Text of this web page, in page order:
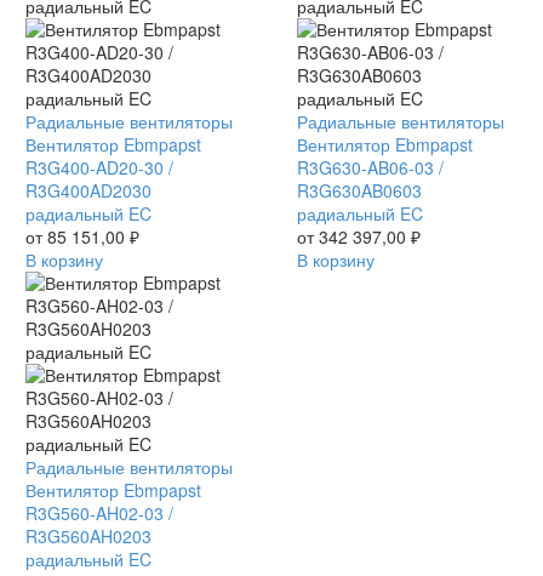
Вентилятор
Ebmpapst
R3G400-
AD20-
30
/
R3G400AD2030
радиальный
EC
Радиальные вентиляторы
Вентилятор Ebmpapst
R3G400-AD20-30 /
R3G400AD2030
радиальный EC
от85 151,00 ₽
В корзину
Вентилятор
Ebmpapst
R3G630-
AB06-
03
/
R3G630AB0603
Радиальные вентиляторы
Вентилятор Ebmpapst
R3G630-AB06-03 /
R3G630AB0603
радиальный EC
от342 397,00 ₽
В корзину
Вентилятор
Ebmpapst
R3G560-
AH02-
03
Радиальные вентиляторы
Вентилятор Ebmpapst
R3G560-AH02-03 /
R3G560AH0203
радиальный EC